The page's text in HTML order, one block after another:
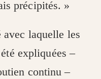
précipités. »
avec laquelle les
expliquées –
continu –